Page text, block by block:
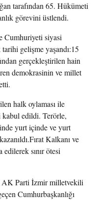
tarafından 65. Hükümeti
görevini üstlendi.
Cumhuriyeti siyasi
gelişme yaşandı:15
gerçekleştirilen hain
demokrasinin ve millet
halk oylaması ile
kabul edildi. Terörle,
yurt içinde ve yurt
Kalkanı ve
sınır ötesi
AK Parti İzmir milletvekili
Cumhurbaşkanlığı